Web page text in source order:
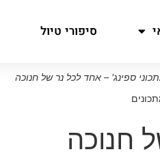
סיפורי טיול
ספינג' – אחד לכל נר של חנוכה
חנוכה